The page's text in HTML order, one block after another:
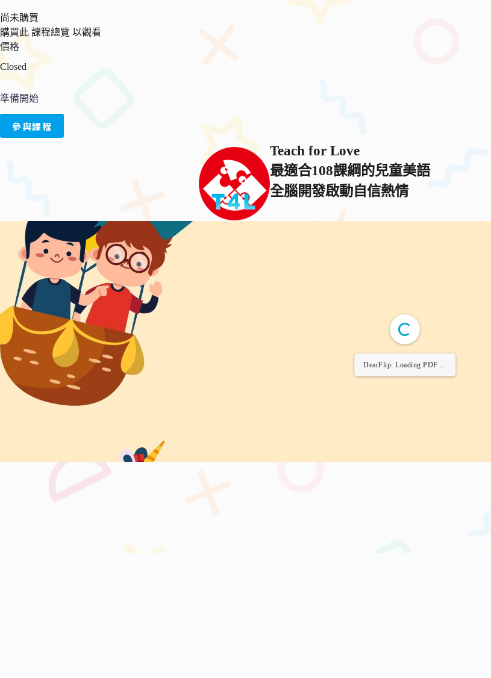
尚未購買
購買此 課程總覽 以觀看
價格
Closed
準備開始
參與課程
Teach for Love
最適合108課綱的兒童美語
全腦開發啟動自信熱情
DearFlip: Loading PDF ...